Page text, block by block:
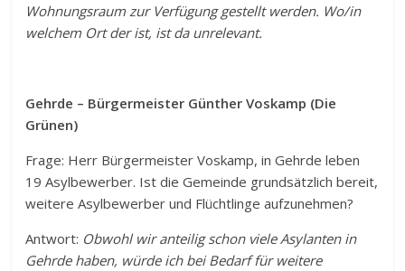
Wohnungsraum zur Verfügung gestellt werden. Wo/in
welchem Ort der ist, ist da unrelevant.
Gehrde – Bürgermeister Günther Voskamp (Die
Grünen)
Frage: Herr Bürgermeister Voskamp, in Gehrde leben
19 Asylbewerber. Ist die Gemeinde grundsätzlich bereit,
weitere Asylbewerber und Flüchtlinge aufzunehmen?
Antwort: Obwohl wir anteilig schon viele Asylanten in
Gehrde haben, würde ich bei Bedarf für weitere